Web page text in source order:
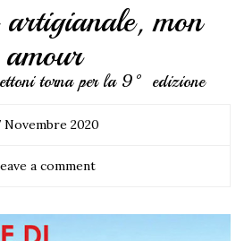
artigianale, mon
amour
torna per la 9° edizione
Novembre 2020
a comment